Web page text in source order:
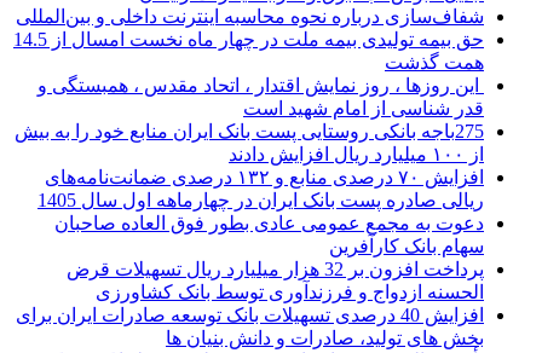
شفاف‌سازی درباره نحوه محاسبه اینترنت داخلی و بین‌المللی
حق بیمه تولیدی بیمه ملت در چهار ماه نخست امسال از 14.5
همت گذشت
این روزها ، روز نمایش اقتدار ، اتحاد مقدس ، همبستگی و
قدر شناسی از امام شهید است
275باجه بانکی روستایی پست بانک ایران منابع خود را به بیش
از ۱۰۰ میلیارد ریال افزایش دادند
افزایش ۷۰ درصدی منابع و ۱۳۲ درصدی ضمانت‌نامه‌های
ریالی صادره پست بانک ایران در چهارماهه اول سال 1405
دعوت به مجمع عمومی عادی بطور فوق العاده صاحبان
سهام بانک کارآفرین
پرداخت افزون بر 32 هزار میلیارد ریال تسهیلات قرض
الحسنه ازدواج و فرزندآوری توسط بانک کشاورزی
افزایش 40 درصدی تسهیلات بانک توسعه صادرات ایران برای
بخش های تولید، صادرات و دانش بنیان ها